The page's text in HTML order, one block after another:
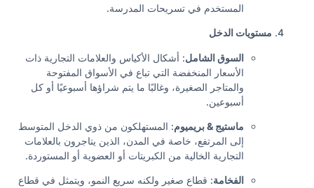
المستخدم في تسريحات المدرسة.
مستويات الدخل
السوق الشامل: أشكال الأكياس والعلامات التجارية ذات
الأسعار المنخفضة التي تباع في الأسواق المفتوحة
والمتاجر الصغيرة، وغالبًا ما يتم شراؤها أسبوعيًا أو كل
أسبوعين.
ماستيج & بريميوم: المستهلكون من ذوي الدخل المتوسط
إلى المرتفع، خاصة في المدن، الذين يتاجرون بالعلامات
التجارية الخالية من الكبريتات أو العضوية أو المستوردة.
الفخامة: قطاع صغير ولكنه سريع النمو، ويتمثل في قطاع